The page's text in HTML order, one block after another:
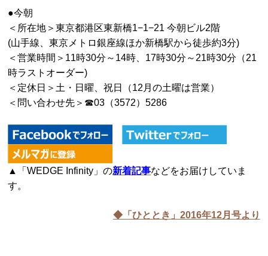
●今朝
＜所在地＞東京都港区東新橋1−1−21 今朝ビル2階
(山手線、東京メトロ銀座線ほか新橋駅から徒歩約3分)
＜営業時間＞ 11時30分～14時、17時30分～21時30分（21
時ラストオーダー)
＜定休日＞ 土・日曜、祝日（12月の土曜は営業）
＜問い合わせ先＞ ☎03（3572）5286
▲「WEDGE Infinity」の新着記事などをお届けしていま
す。
◆「ひととき」2016年12月号より